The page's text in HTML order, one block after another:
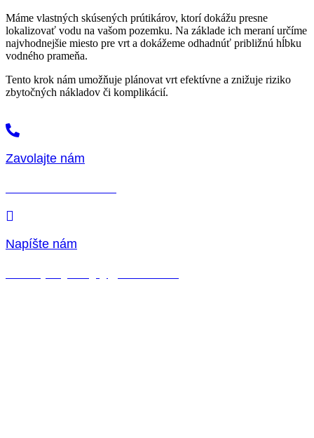
Máme vlastných skúsených prútikárov, ktorí dokážu presne
lokalizovať vodu na vašom pozemku. Na základe ich meraní určíme
najvhodnejšie miesto pre vrt a dokážeme odhadnúť približnú hĺbku
vodného prameňa.
Tento krok nám umožňuje plánovat vrt efektívne a znižuje riziko
zbytočných nákladov či komplikácií.
Zavolajte nám
Napíšte nám